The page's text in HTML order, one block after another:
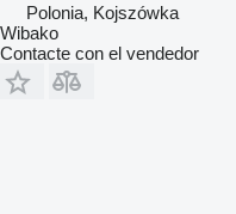
Polonia, Kojszówka
Wibako
Contacte con el vendedor